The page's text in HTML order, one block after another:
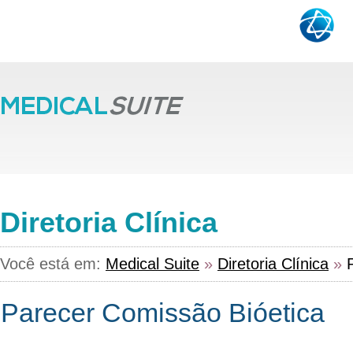
Diretoria Clínica
Você está em: Medical Suite » Diretoria Clínica »
Comissão Bióetica